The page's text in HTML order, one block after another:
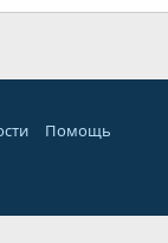
Помощь